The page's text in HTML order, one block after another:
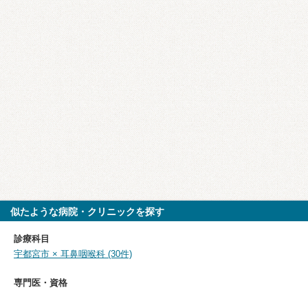
似たような病院・クリニックを探す
診療科目
宇都宮市 × 耳鼻咽喉科 (30件)
専門医・資格